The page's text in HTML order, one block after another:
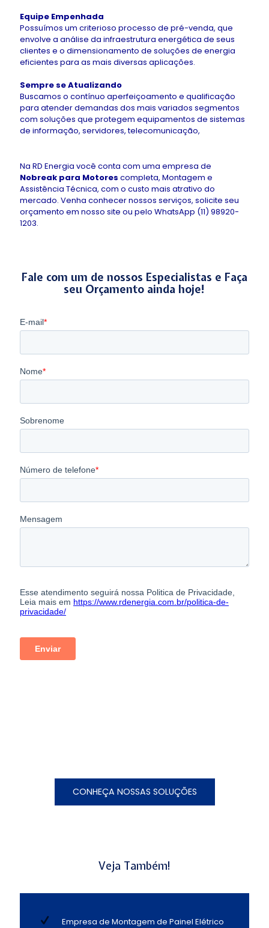
Equipe Empenhada
Possuímos um criterioso processo de pré-venda, que
envolve a análise da infraestrutura energética de seus
clientes e o dimensionamento de soluções de energia
eficientes para as mais diversas aplicações.
Sempre se Atualizando
Buscamos o contínuo aperfeiçoamento e qualificação
para atender demandas dos mais variados segmentos
com soluções que protegem equipamentos de sistemas
de informação, servidores, telecomunicação,
Na RD Energia você conta com uma empresa de
Nobreak para Motores completa, Montagem e
Assistência Técnica, com o custo mais atrativo do
mercado. Venha conhecer nossos serviços, solicite seu
orçamento em nosso site ou pelo WhatsApp (11) 98920-
1203.
Fale com um de nossos Especialistas e Faça
seu Orçamento ainda hoje!
CONHEÇA NOSSAS SOLUÇÕES
Veja Também!
Empresa de Montagem de Painel Elétrico